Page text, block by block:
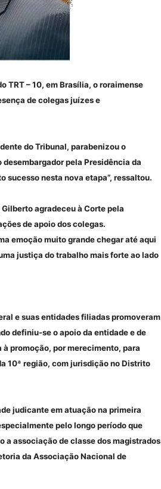
TRT – 10, em Brasília, o roraimense
de colegas juízes e
do Tribunal, parabenizou o
pela Presidência da
sucesso nesta nova etapa”, ressaltou.
agradeceu à Corte pela
de apoio dos colegas.
emoção muito grande chegar até aqui
justiça do trabalho mais forte ao lado
e suas entidades filiadas promoveram
definiu-se o apoio da entidade e de
promoção, por merecimento, para
10ª região, com jurisdição no Distrito
judicante em atuação na primeira
pelo longo período que
a associação de classe dos magistrados
da Associação Nacional de